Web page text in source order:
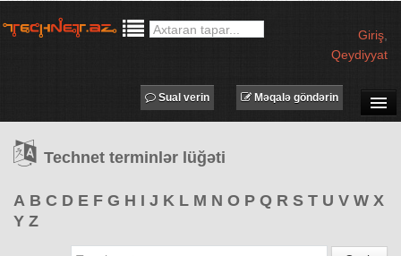
Giriş
Qeydiyyat
TƏDBİRLƏR
Məqalə göndərin
Sual verin
Technet terminlər lüğəti
A B C D E F G H I J K L M N O P Q R S T U V W X
Y Z